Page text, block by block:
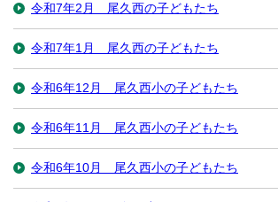
令和7年2月 尾久西の子どもたち
令和7年1月 尾久西の子どもたち
令和6年12月 尾久西小の子どもたち
令和6年11月 尾久西小の子どもたち
令和6年10月 尾久西小の子どもたち